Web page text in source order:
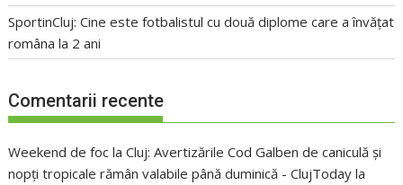
SportinCluj: Cine este fotbalistul cu două diplome care a învățat
româna la 2 ani
Comentarii recente
Weekend de foc la Cluj: Avertizările Cod Galben de caniculă și
nopți tropicale rămân valabile până duminică - ClujToday la